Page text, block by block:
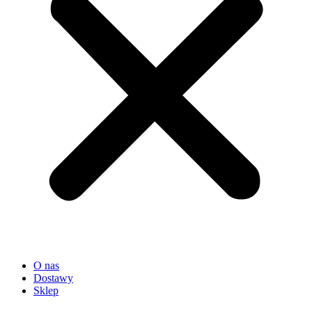
O nas
Dostawy
Sklep